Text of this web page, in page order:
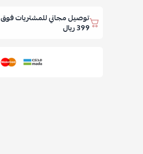
توصيل مجاني للمشتريات فوق
399 ريال